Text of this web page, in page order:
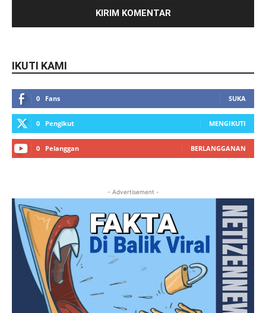
IKUTI KAMI
0 Fans SUKA
0 Pengikut MENGIKUTI
0 Pelanggan BERLANGGANAN
- Advertisement -